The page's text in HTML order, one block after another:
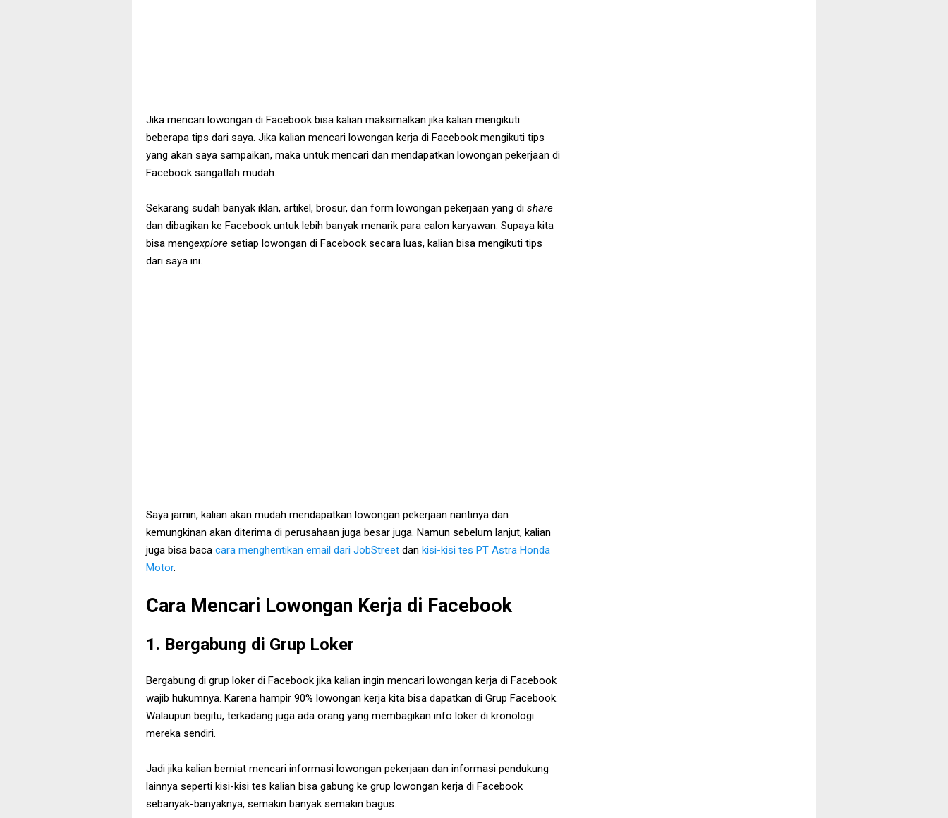
Jika mencari lowongan di Facebook bisa kalian maksimalkan jika kalian mengikuti
beberapa tips dari saya. Jika kalian mencari lowongan kerja di Facebook mengikuti tips
yang akan saya sampaikan, maka untuk mencari dan mendapatkan lowongan pekerjaan di
Facebook sangatlah mudah.
Sekarang sudah banyak iklan, artikel, brosur, dan form lowongan pekerjaan yang di share
dan dibagikan ke Facebook untuk lebih banyak menarik para calon karyawan. Supaya kita
bisa mengexplore setiap lowongan di Facebook secara luas, kalian bisa mengikuti tips
dari saya ini.
Saya jamin, kalian akan mudah mendapatkan lowongan pekerjaan nantinya dan
kemungkinan akan diterima di perusahaan juga besar juga. Namun sebelum lanjut, kalian
juga bisa baca cara menghentikan email dari JobStreet dan kisi-kisi tes PT Astra Honda
Motor.
Cara Mencari Lowongan Kerja di Facebook
1. Bergabung di Grup Loker
Bergabung di grup loker di Facebook jika kalian ingin mencari lowongan kerja di Facebook
wajib hukumnya. Karena hampir 90% lowongan kerja kita bisa dapatkan di Grup Facebook.
Walaupun begitu, terkadang juga ada orang yang membagikan info loker di kronologi
mereka sendiri.
Jadi jika kalian berniat mencari informasi lowongan pekerjaan dan informasi pendukung
lainnya seperti kisi-kisi tes kalian bisa gabung ke grup lowongan kerja di Facebook
sebanyak-banyaknya, semakin banyak semakin bagus.